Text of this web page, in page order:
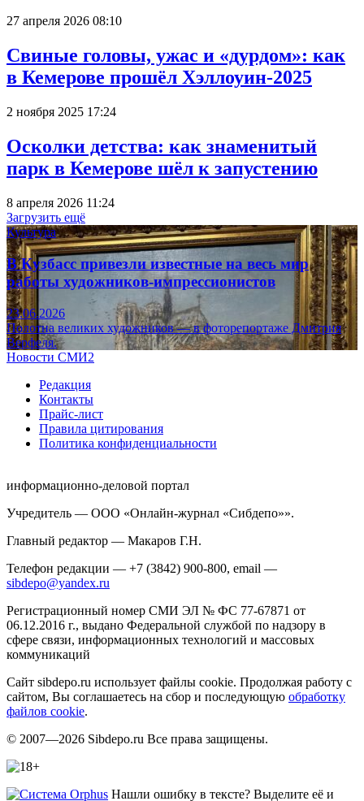
27 апреля 2026 08:10
Свиные головы, ужас и «дурдом»: как
в Кемерове прошёл Хэллоуин-2025
2 ноября 2025 17:24
Осколки детства: как знаменитый
парк в Кемерове шёл к запустению
8 апреля 2026 11:24
Загрузить ещё
Культура
В Кузбасс привезли известные на весь мир
работы художников-импрессионистов
23.06.2026
Полотна великих художников — в фоторепортаже Дмитрия
Верфеля.
Новости СМИ2
Редакция
Контакты
Прайс-лист
Правила цитирования
Политика конфиденциальности
информационно-деловой портал
Учредитель — ООО «Онлайн-журнал «Сибдепо»».
Главный редактор — Макаров Г.Н.
Телефон редакции — +7 (3842) 900-800, email —
sibdepo@yandex.ru
Регистрационный номер СМИ ЭЛ № ФС 77-67871 от
06.12.2016 г., выдано Федеральной службой по надзору в
сфере связи, информационных технологий и массовых
коммуникаций
Сайт sibdepo.ru использует файлы cookie. Продолжая работу с
сайтом, Вы соглашаетесь на сбор и последующую обработку
файлов cookie.
© 2007—2026 Sibdepo.ru Все права защищены.
Нашли ошибку в тексте? Выделите её и